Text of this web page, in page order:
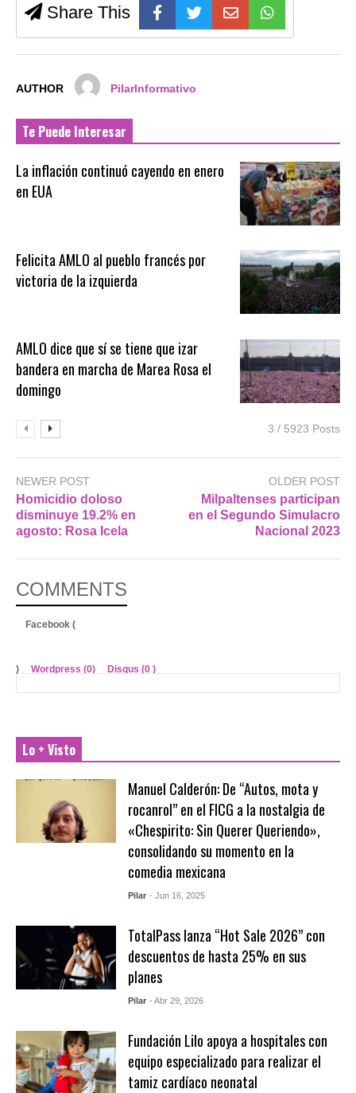
Share This
AUTHOR PilarInformativo
Te Puede Interesar
La inflación continuó cayendo en enero
en EUA
Felicita AMLO al pueblo francés por
victoria de la izquierda
AMLO dice que sí se tiene que izar
bandera en marcha de Marea Rosa el
domingo
3 / 5923 Posts
NEWER POST
Homicidio doloso
disminuye 19.2% en
agosto: Rosa Icela
OLDER POST
Milpaltenses participan
en el Segundo Simulacro
Nacional 2023
COMMENTS
Facebook (
) Wordpress (0) Disqus (0 )
Lo + Visto
Manuel Calderón: De “Autos, mota y
rocanrol” en el FICG a la nostalgia de
«Chespirito: Sin Querer Queriendo»,
consolidando su momento en la
comedia mexicana
Pilar - Jun 16, 2025
TotalPass lanza “Hot Sale 2026” con
descuentos de hasta 25% en sus
planes
Pilar - Abr 29, 2026
Fundación Lilo apoya a hospitales con
equipo especializado para realizar el
tamiz cardíaco neonatal